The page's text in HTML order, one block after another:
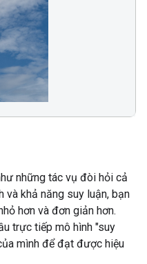
những tác vụ đòi hỏi cả
và khả năng suy luận, bạn
hơn và đơn giản hơn.
trực tiếp mô hình "suy
mình để đạt được hiệu